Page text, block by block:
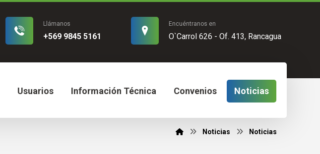
Encuéntranos en
O`Carrol 626 - Of. 413, Rancagua
Llámanos
+569 9845 5161
Usuarios Información Técnica Convenios Noticias
Noticias Noticias